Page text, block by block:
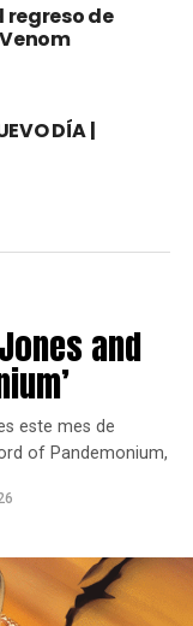
por
los Eternos son
rama del
regreso de
DÍA |
and
este mes de
of Pandemonium,